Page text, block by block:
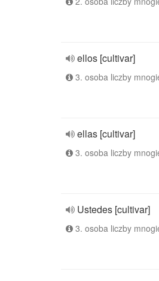
ellos [cultivar]
3. osoba liczby
ellas [cultivar]
3. osoba liczby
Ustedes [cultivar]
3. osoba liczby